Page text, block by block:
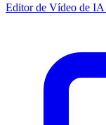
Editor de Vídeo de IA